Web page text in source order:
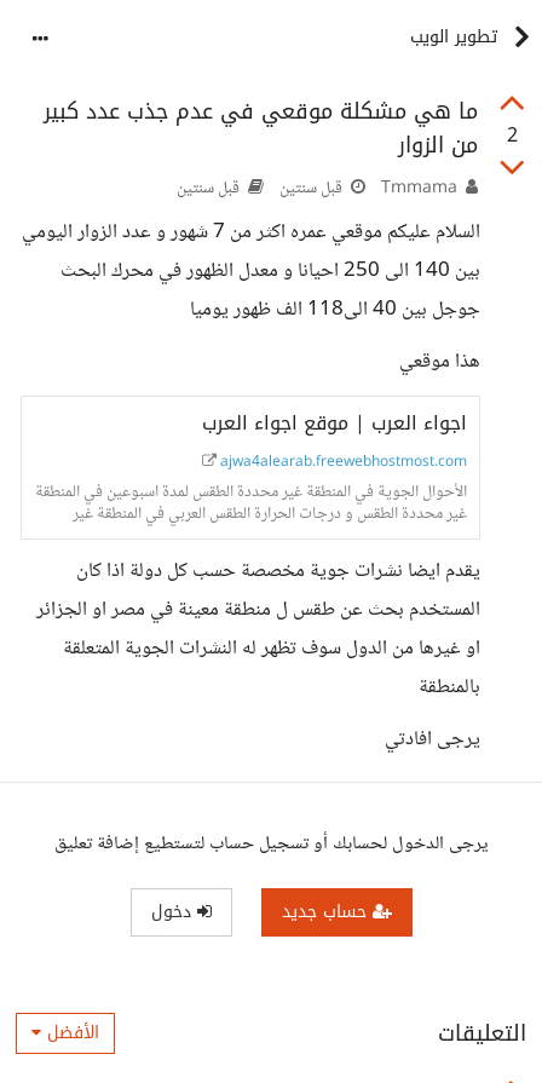
تطوير الويب
2
ما هي مشكلة موقعي في عدم جذب عدد كبير
من الزوار
قبل سنتين قبل سنتين
السلام عليكم موقعي عمره اكثر من 7 شهور و عدد الزوار اليومي
بين 140 الى 250 احيانا و معدل الظهور في محرك البحث
جوجل بين 40 الى118 الف ظهور يوميا
هذا موقعي
اجواء العرب | موقع اجواء العرب
ajwa4alearab.freewebhostmost.com
الأحوال الجوية في المنطقة غير محددة الطقس لمدة اسبوعين في المنطقة
غير محددة الطقس و درجات الحرارة الطقس العربي في المنطقة غير
محددة احوال الطقس المنطقة غير محددة اخبار الطقس في المنطقة غير
محددة اخبار المناخ و تحذيرات الطقس في المنطقة غير محددة ...
يقدم ايضا نشرات جوية مخصصة حسب كل دولة اذا كان
المستخدم بحث عن طقس ل منطقة معينة في مصر او الجزائر
او غيرها من الدول سوف تظهر له النشرات الجوية المتعلقة
بالمنطقة
يرجى افادتي
يرجى الدخول لحسابك أو تسجيل حساب لتستطيع إضافة تعليق
حساب جديد دخول
التعليقات الأفضل